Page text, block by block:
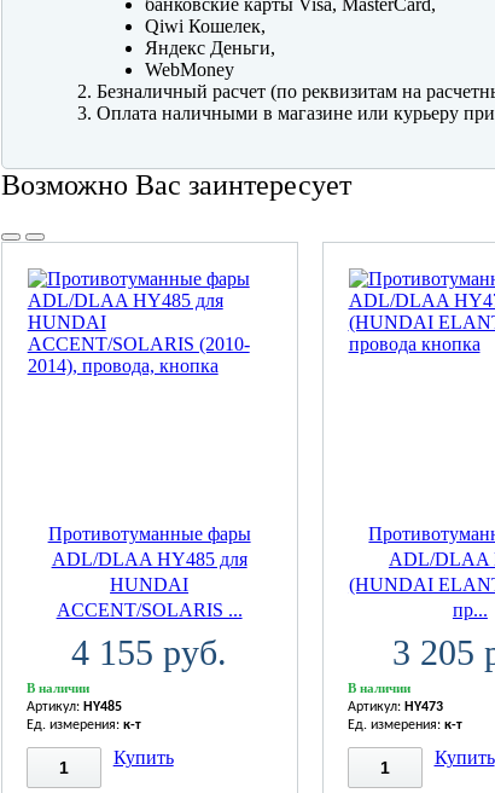
банковские карты Visa, MasterCard,
Qiwi Кошелек,
Яндекс Деньги,
WebMoney
Безналичный расчет (по реквизитам на
Оплата наличными в магазине или курьеру
Возможно Вас заинтересует
Противотуманные фары
ADL/DLAA HY485 для
HUNDAI
ACCENT/SOLARIS ...
4 155 руб.
В наличии
Артикул: HY485
Ед. измерения: к-т
Купить
ADL/DLAA
(HUNDAI
пр...
3 205
В наличии
Артикул: HY473
Ед. измерения: к-т
Купить